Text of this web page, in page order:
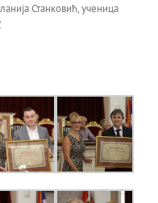
Станковић, ученица